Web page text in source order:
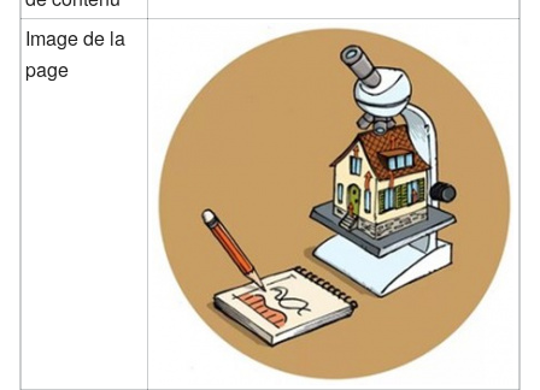
Image de la
page